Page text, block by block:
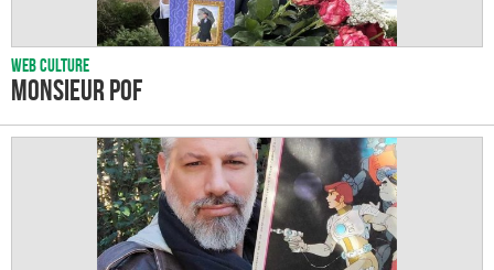
Web culture
Monsieur Pof